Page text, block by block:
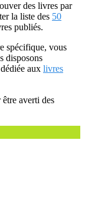
des livres par
la liste des 50
publiés.
spécifique, vous
disposons
aux livres
être averti des